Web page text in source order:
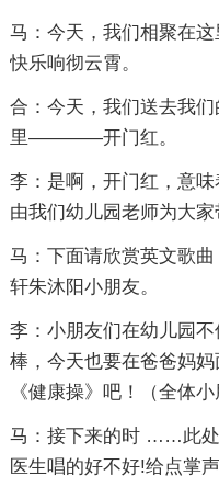
马：今天，我们相聚在
快乐响彻云霄。
合：今天，我们送去我
里――――开门红。
李：是啊，开门红，意
由我们幼儿园老师为大家
马：下面请欣赏英文歌
轩朱沐阳小朋友。
李：小朋友们在幼儿园
棒，今天也要在爸爸妈
《健康操》吧！（全体小
马：接下来的时 ……此处
医生唱的好不好!给点掌